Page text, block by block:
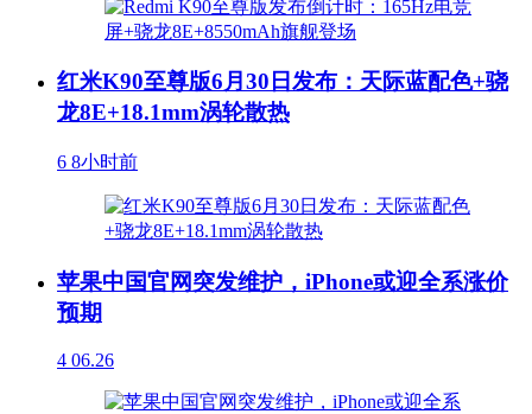
红米K90至尊版6月30日发布：天际蓝配色+骁
龙8E+18.1mm涡轮散热
6 8小时前
苹果中国官网突发维护，iPhone或迎全系涨价
预期
4 06.26